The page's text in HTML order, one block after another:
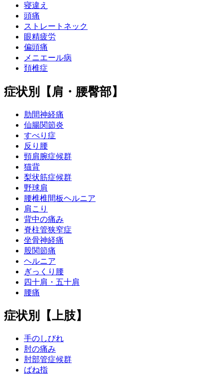
寝違え
頭痛
ストレートネック
眼精疲労
偏頭痛
メニエール病
頚椎症
症状別【肩・腰臀部】
肋間神経痛
仙腸関節炎
すべり症
反り腰
頸肩腕症候群
猫背
梨状筋症候群
野球肩
腰椎椎間板ヘルニア
肩こり
背中の痛み
脊柱管狭窄症
坐骨神経痛
股関節痛
ヘルニア
ぎっくり腰
四十肩・五十肩
腰痛
症状別【上肢】
手のしびれ
肘の痛み
肘部管症候群
ばね指